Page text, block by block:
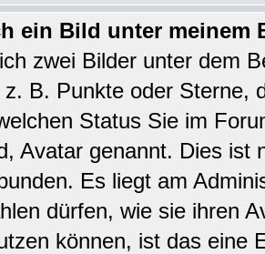
ein Bild unter meinem
zwei Bilder unter dem
B. Punkte oder Sterne,
Status Sie im
Avatar genannt. Dies ist
Es liegt am
dürfen, wie sie ihren
können, ist das eine